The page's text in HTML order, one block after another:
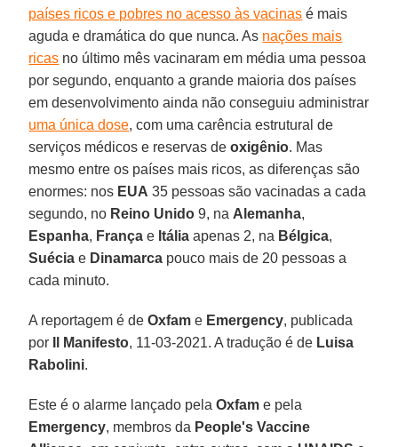
países ricos e pobres no acesso às vacinas é mais
aguda e dramática do que nunca. As nações mais
ricas no último mês vacinaram em média uma pessoa
por segundo, enquanto a grande maioria dos países
em desenvolvimento ainda não conseguiu administrar
uma única dose, com uma carência estrutural de
serviços médicos e reservas deoxigênio. Mas
mesmo entre os países mais ricos, as diferenças são
enormes: nos EUA 35 pessoas são vacinadas a cada
segundo, no Reino Unido 9, na Alemanha,
Espanha, França e Itália apenas 2, na Bélgica,
Suécia e Dinamarca pouco mais de 20 pessoas a
cada minuto.
A reportagem é deOxfam e Emergency, publicada
por
Il Manifesto, 11-03-2021. A tradução é de Luisa
Rabolini.
Este é o alarme lançado pelaOxfam e pela
Emergency, membros da People's Vaccine